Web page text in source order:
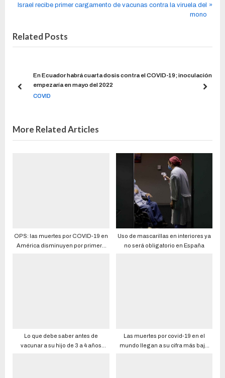
Israel recibe primer cargamento de vacunas contra la viruela del
mono
Related Posts
En Ecuador habrá cuarta dosis contra el COVID-19; inoculación
empezaría en mayo del 2022
COVID
More Related Articles
OPS: las muertes por COVID-19 en
América disminuyen por primera
Uso de mascarillas en interiores ya
no será obligatorio en España
Lo que debe saber antes de
vacunar a su hijo de 3 a 4 años
Las muertes por covid-19 en el
mundo llegan a su cifra más baja